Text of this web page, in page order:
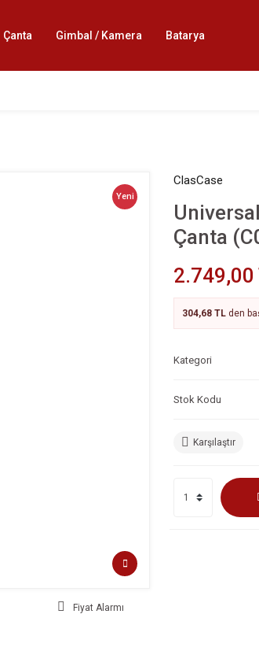
Çanta Gimbal / Kamera Batarya
Yeni
Fiyat Alarmı
ClasCase
Çanta
2.749,00
304,68 TL den
Kategori
Stok Kodu
Karşılaştır